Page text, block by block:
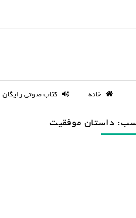
خانه کتاب صوتی رایگان
داستان موفقیت